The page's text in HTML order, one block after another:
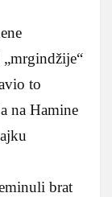
to
na Hamine
brat